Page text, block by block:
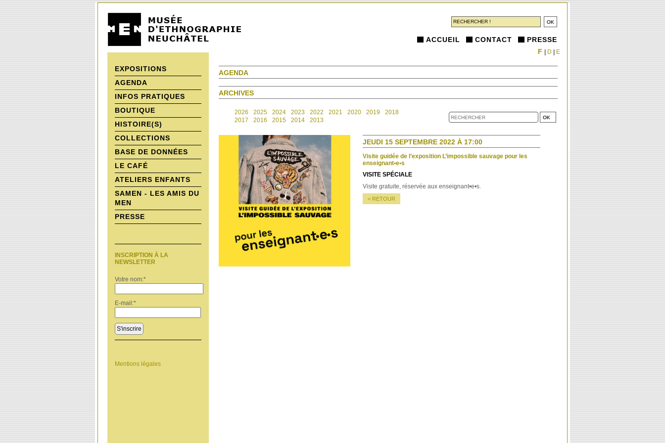
ACCUEIL CONTACT PRESSE
EXPOSITIONS
AGENDA
INFOS PRATIQUES
BOUTIQUE
HISTOIRE(S)
COLLECTIONS
BASE DE DONNÉES
LE CAFÉ
ATELIERS ENFANTS
SAMEN - LES AMIS DU
MEN
PRESSE
INSCRIPTION À LA
NEWSLETTER
Votre nom:*
E-mail:*
S'inscrire
Mentions légales
AGENDA
ARCHIVES
2026 2025 2024 2023 2022 2021 2020 2019
2018
2017
2016 2015 2014 2013
JEUDI 15 SEPTEMBRE 2022 À 17:00
Visite guidée de l’exposition L’impossible sauvage pour les
enseignant•e•s
VISITE SPÉCIALE
Visite gratuite, réservée aux enseignant•e•s.
< RETOUR
F D E